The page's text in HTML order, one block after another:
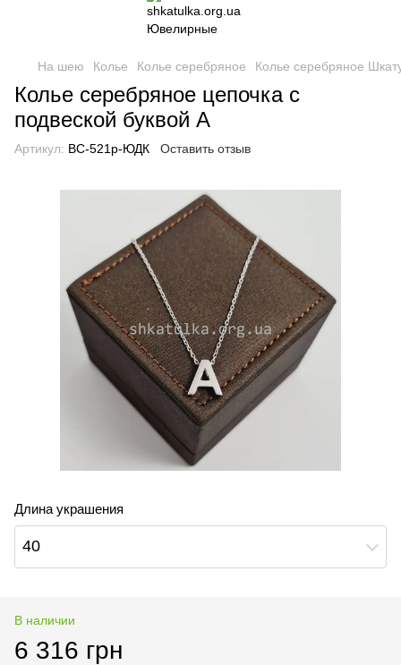
На шею Колье Колье серебряное Колье серебряное
Колье серебряное цепочка с
подвеской буквой А
Артикул: ВС-521р-ЮДК Оставить отзыв
Длина украшения
40
В наличии
6 316 грн